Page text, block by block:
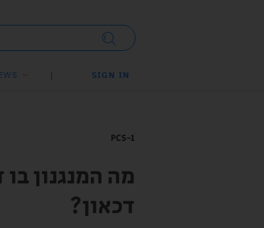
SIGN IN
PCS-1
מה המנגנון
דכאון?